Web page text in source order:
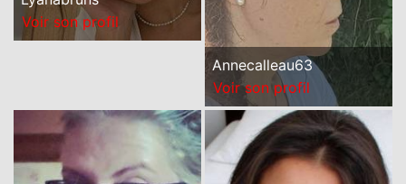
Voir son profil
Annecalleau63
Voir son profil